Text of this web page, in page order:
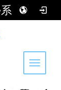
Toggle